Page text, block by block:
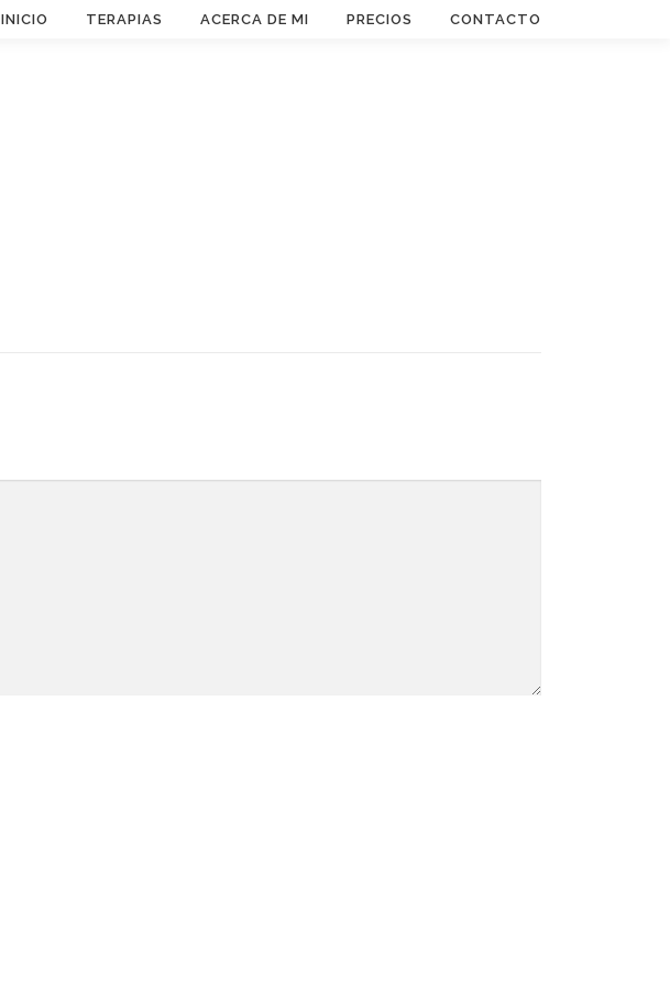
INICIO TERAPIAS ACERCA DE MI PRECIOS CONTACTO